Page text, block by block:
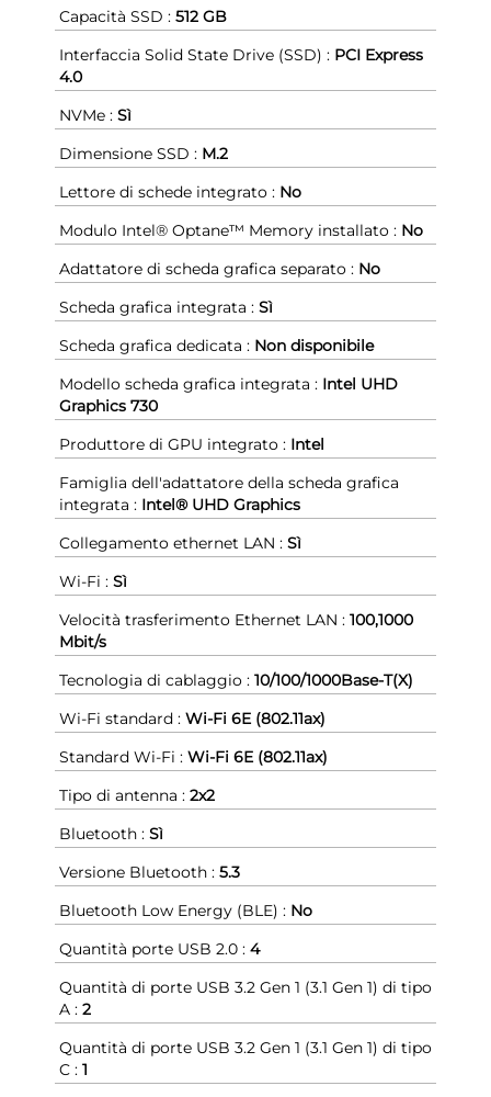
Capacità SSD : 512 GB
Interfaccia Solid State Drive (SSD) : PCI Express
4.0
NVMe : Sì
Dimensione SSD : M.2
Lettore di schede integrato : No
Modulo Intel® Optane™ Memory installato : No
Adattatore di scheda grafica separato : No
Scheda grafica integrata : Sì
Scheda grafica dedicata : Non disponibile
Modello scheda grafica integrata : Intel UHD
Graphics 730
Produttore di GPU integrato : Intel
Famiglia dell'adattatore della scheda grafica
integrata : Intel® UHD Graphics
Collegamento ethernet LAN : Sì
Wi-Fi : Sì
Velocità trasferimento Ethernet LAN : 100,1000
Mbit/s
Tecnologia di cablaggio : 10/100/1000Base-T(X)
Wi-Fi standard : Wi-Fi 6E (802.11ax)
Standard Wi-Fi : Wi-Fi 6E (802.11ax)
Tipo di antenna : 2x2
Bluetooth : Sì
Versione Bluetooth : 5.3
Bluetooth Low Energy (BLE) : No
Quantità porte USB 2.0 : 4
Quantità di porte USB 3.2 Gen 1 (3.1 Gen 1) di tipo
A : 2
Quantità di porte USB 3.2 Gen 1 (3.1 Gen 1) di tipo
C : 1